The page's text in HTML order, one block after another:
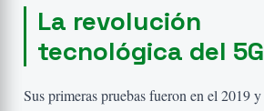
La revolución
tecnológica del 5G
Sus primeras pruebas fueron en el 2019 y